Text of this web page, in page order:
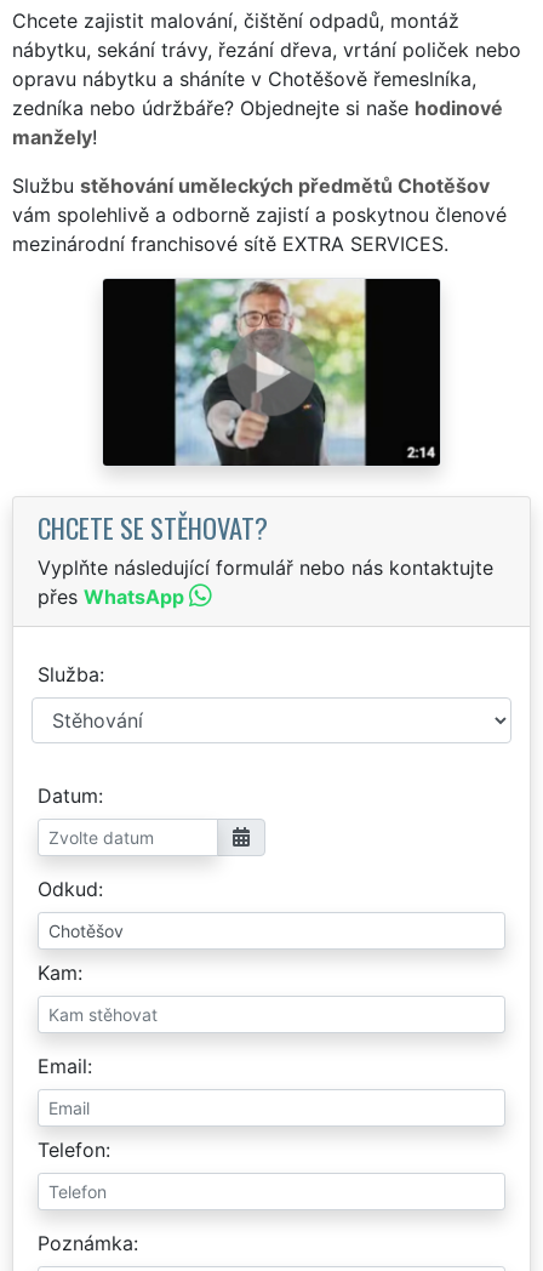
Chcete zajistit malování, čištění odpadů, montáž
nábytku, sekání trávy, řezání dřeva, vrtání poliček nebo
opravu nábytku a sháníte v Chotěšově řemeslníka,
zedníka nebo údržbáře? Objednejte si naše hodinové
manžely!
Službu stěhování uměleckých předmětů Chotěšov
vám spolehlivě a odborně zajistí a poskytnou členové
mezinárodní franchisové sítě EXTRA SERVICES.
CHCETE SE STĚHOVAT?
Vyplňte následující formulář nebo nás kontaktujte
přes WhatsApp
Služba
Datum
Odkud
Kam
Email
Telefon
Poznámka